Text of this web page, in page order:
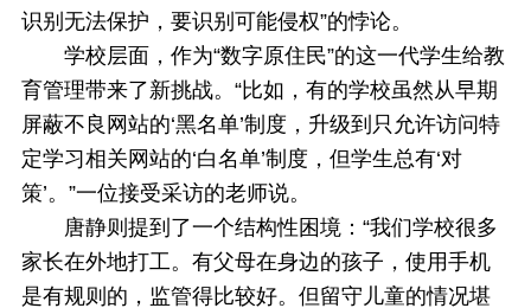
识别无法保护，要识别可能侵权”的悖论。
学校层面，作为“数字原住民”的这一代学生给教
育管理带来了新挑战。“比如，有的学校虽然从早期
屏蔽不良网站的‘黑名单’制度，升级到只允许访问特
定学习相关网站的‘白名单’制度，但学生总有‘对
策’。”一位接受采访的老师说。
唐静则提到了一个结构性困境：“我们学校很多
家长在外地打工。有父母在身边的孩子，使用手机
是有规则的，监管得比较好。但留守儿童的情况堪